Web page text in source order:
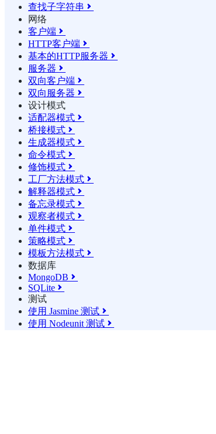
查找子字符串 
网络
客户端 
HTTP客户端 
基本的HTTP服务器 
服务器 
双向客户端 
双向服务器 
设计模式
适配器模式 
桥接模式 
生成器模式 
命令模式 
修饰模式 
工厂方法模式 
解释器模式 
备忘录模式 
观察者模式 
单件模式 
策略模式 
模板方法模式 
数据库
MongoDB 
SQLite 
测试
使用 Jasmine 测试 
使用 Nodeunit 测试 